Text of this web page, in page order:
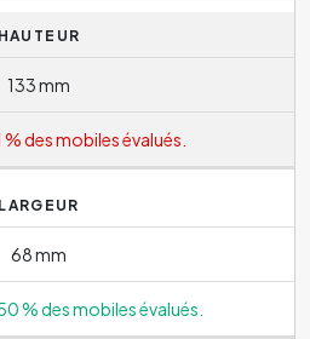
HAUTEUR
133 mm
% des mobiles évalués.
LARGEUR
68 mm
% des mobiles évalués.